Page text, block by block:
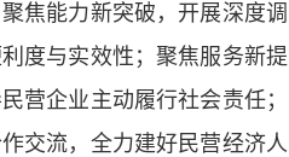
焦能力新突破，开展深度调
度与实效性；聚焦服务新提
营企业主动履行社会责任；
交流，全力建好民营经济人